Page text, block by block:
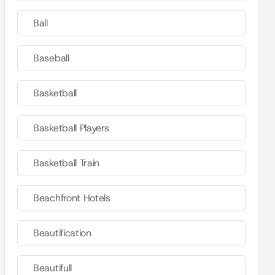
Ball
Baseball
Basketball
Basketball Players
Basketball Train
Beachfront Hotels
Beautification
Beautifull